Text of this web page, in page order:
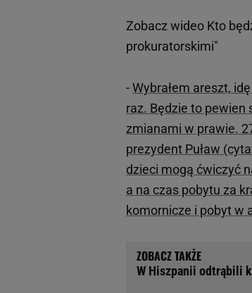
Zobacz wideo Kto
prokuratorskimi"
-Wybrałem areszt,
raz. Będzie to pewien
zmianami w prawie.
prezydent Puław
dzieci mogą ćwiczyć
a na czas pobytu za
komornicze i pobyt w
W Hiszpanii odtrąbili